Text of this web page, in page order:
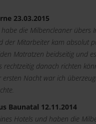
23.03.2015
habe die Milbencleaner übers
der Mitarbeiter kam absolut
Matratzen beidseitig und
rechtzeitig danach richten
ersten Nacht war ich
Baunatal 12.11.2014
Hotels und haben die